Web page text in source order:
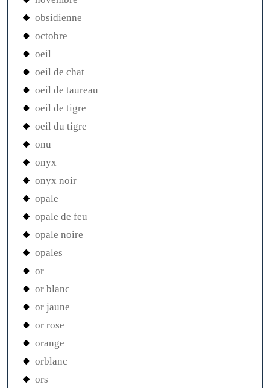
obsidienne
octobre
oeil
oeil de chat
oeil de taureau
oeil de tigre
oeil du tigre
onu
onyx
onyx noir
opale
opale de feu
opale noire
opales
or
or blanc
or jaune
or rose
orange
orblanc
ors